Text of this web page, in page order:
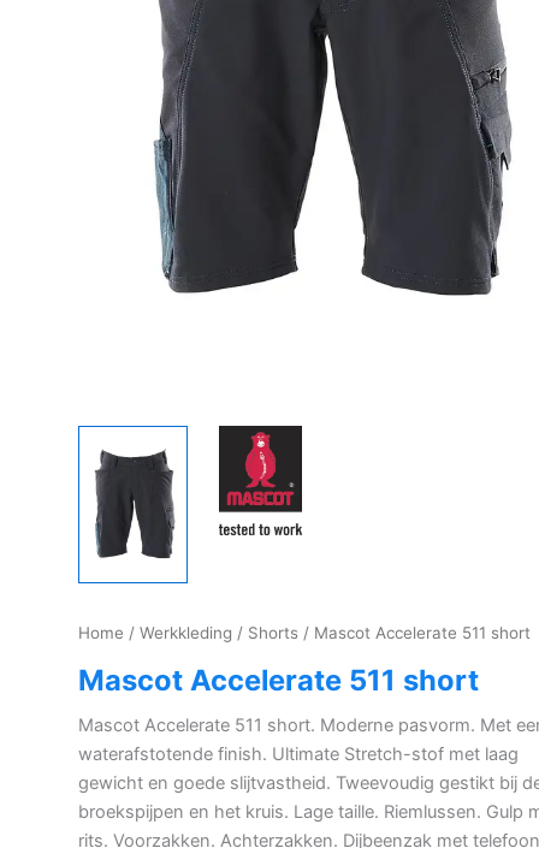
Home / Werkkleding / Shorts / Mascot Accelerate 511 short
Mascot Accelerate 511 short
Mascot Accelerate 511 short. Moderne pasvorm. Met
waterafstotende finish. Ultimate Stretch-stof met laag
gewicht en goede slijtvastheid. Tweevoudig gestikt bij
broekspijpen en het kruis. Lage taille. Riemlussen. Gulp
rits. Voorzakken. Achterzakken. Dijbeenzak met